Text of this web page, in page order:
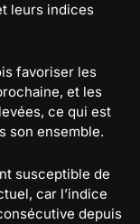
leurs indices
favoriser les
et les
ce qui est
son ensemble.
susceptible de
car l’indice
depuis